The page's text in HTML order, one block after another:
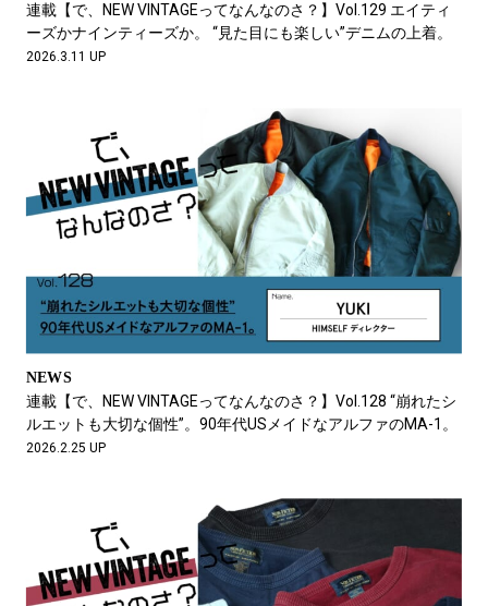
連載【で、NEW VINTAGEってなんなのさ？】Vol.129 エイティ
ーズかナインティーズか。 “見た目にも楽しい”デニムの上着。
2026.3.11 UP
NEWS
連載【で、NEW VINTAGEってなんなのさ？】Vol.128 “崩れたシ
ルエットも大切な個性”。90年代USメイドなアルファのMA-1。
2026.2.25 UP